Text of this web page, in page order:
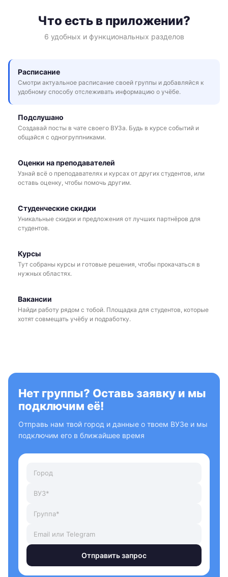
Что есть в приложении?
6 удобных и функциональных разделов
Расписание
Смотри актуальное расписание своей группы и добавляйся к
удобному способу отслеживать информацию о учёбе.
Подслушано
Создавай посты в чате своего ВУЗа. Будь в курсе событий и
общайся с одногруппниками.
Оценки на преподавателей
Узнай всё о преподавателях и курсах от других студентов, или
оставь оценку, чтобы помочь другим.
Студенческие скидки
Уникальные скидки и предложения от лучших партнёров для
студентов.
Курсы
Тут собраны курсы и готовые решения, чтобы прокачаться в
нужных областях.
Вакансии
Найди работу рядом с тобой. Площадка для студентов, которые
хотят совмещать учёбу и подработку.
Нет группы? Оставь заявку и мы
подключим её!
Отправь нам твой город и данные о твоем ВУЗе и мы
подключим его в ближайшее время
Отправить запрос